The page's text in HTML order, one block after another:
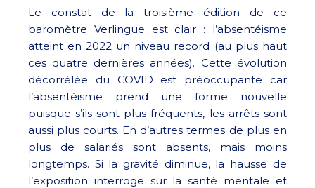
Le constat de la troisième édition de ce
baromètre Verlingue est clair : l’absentéisme
atteint en 2022 un niveau record (au plus haut
ces quatre dernières années). Cette évolution
décorrélée du COVID est préoccupante car
l’absentéisme prend une forme nouvelle
puisque s’ils sont plus fréquents, les arrêts sont
aussi plus courts. En d’autres termes de plus en
plus de salariés sont absents, mais moins
longtemps. Si la gravité diminue, la hausse de
l’exposition interroge sur la santé mentale et